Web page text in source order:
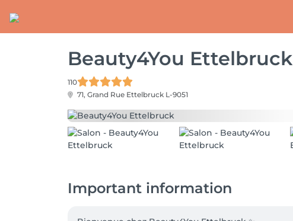
Beauty4You Ettelbruck
110
71, Grand Rue Ettelbruck L-9051
Important information